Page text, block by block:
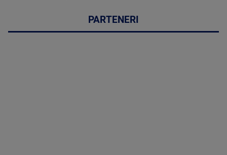
PARTENERI